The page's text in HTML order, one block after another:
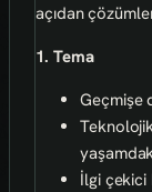
açıdan
1. Tema
Geçmişe
İlgi çekici